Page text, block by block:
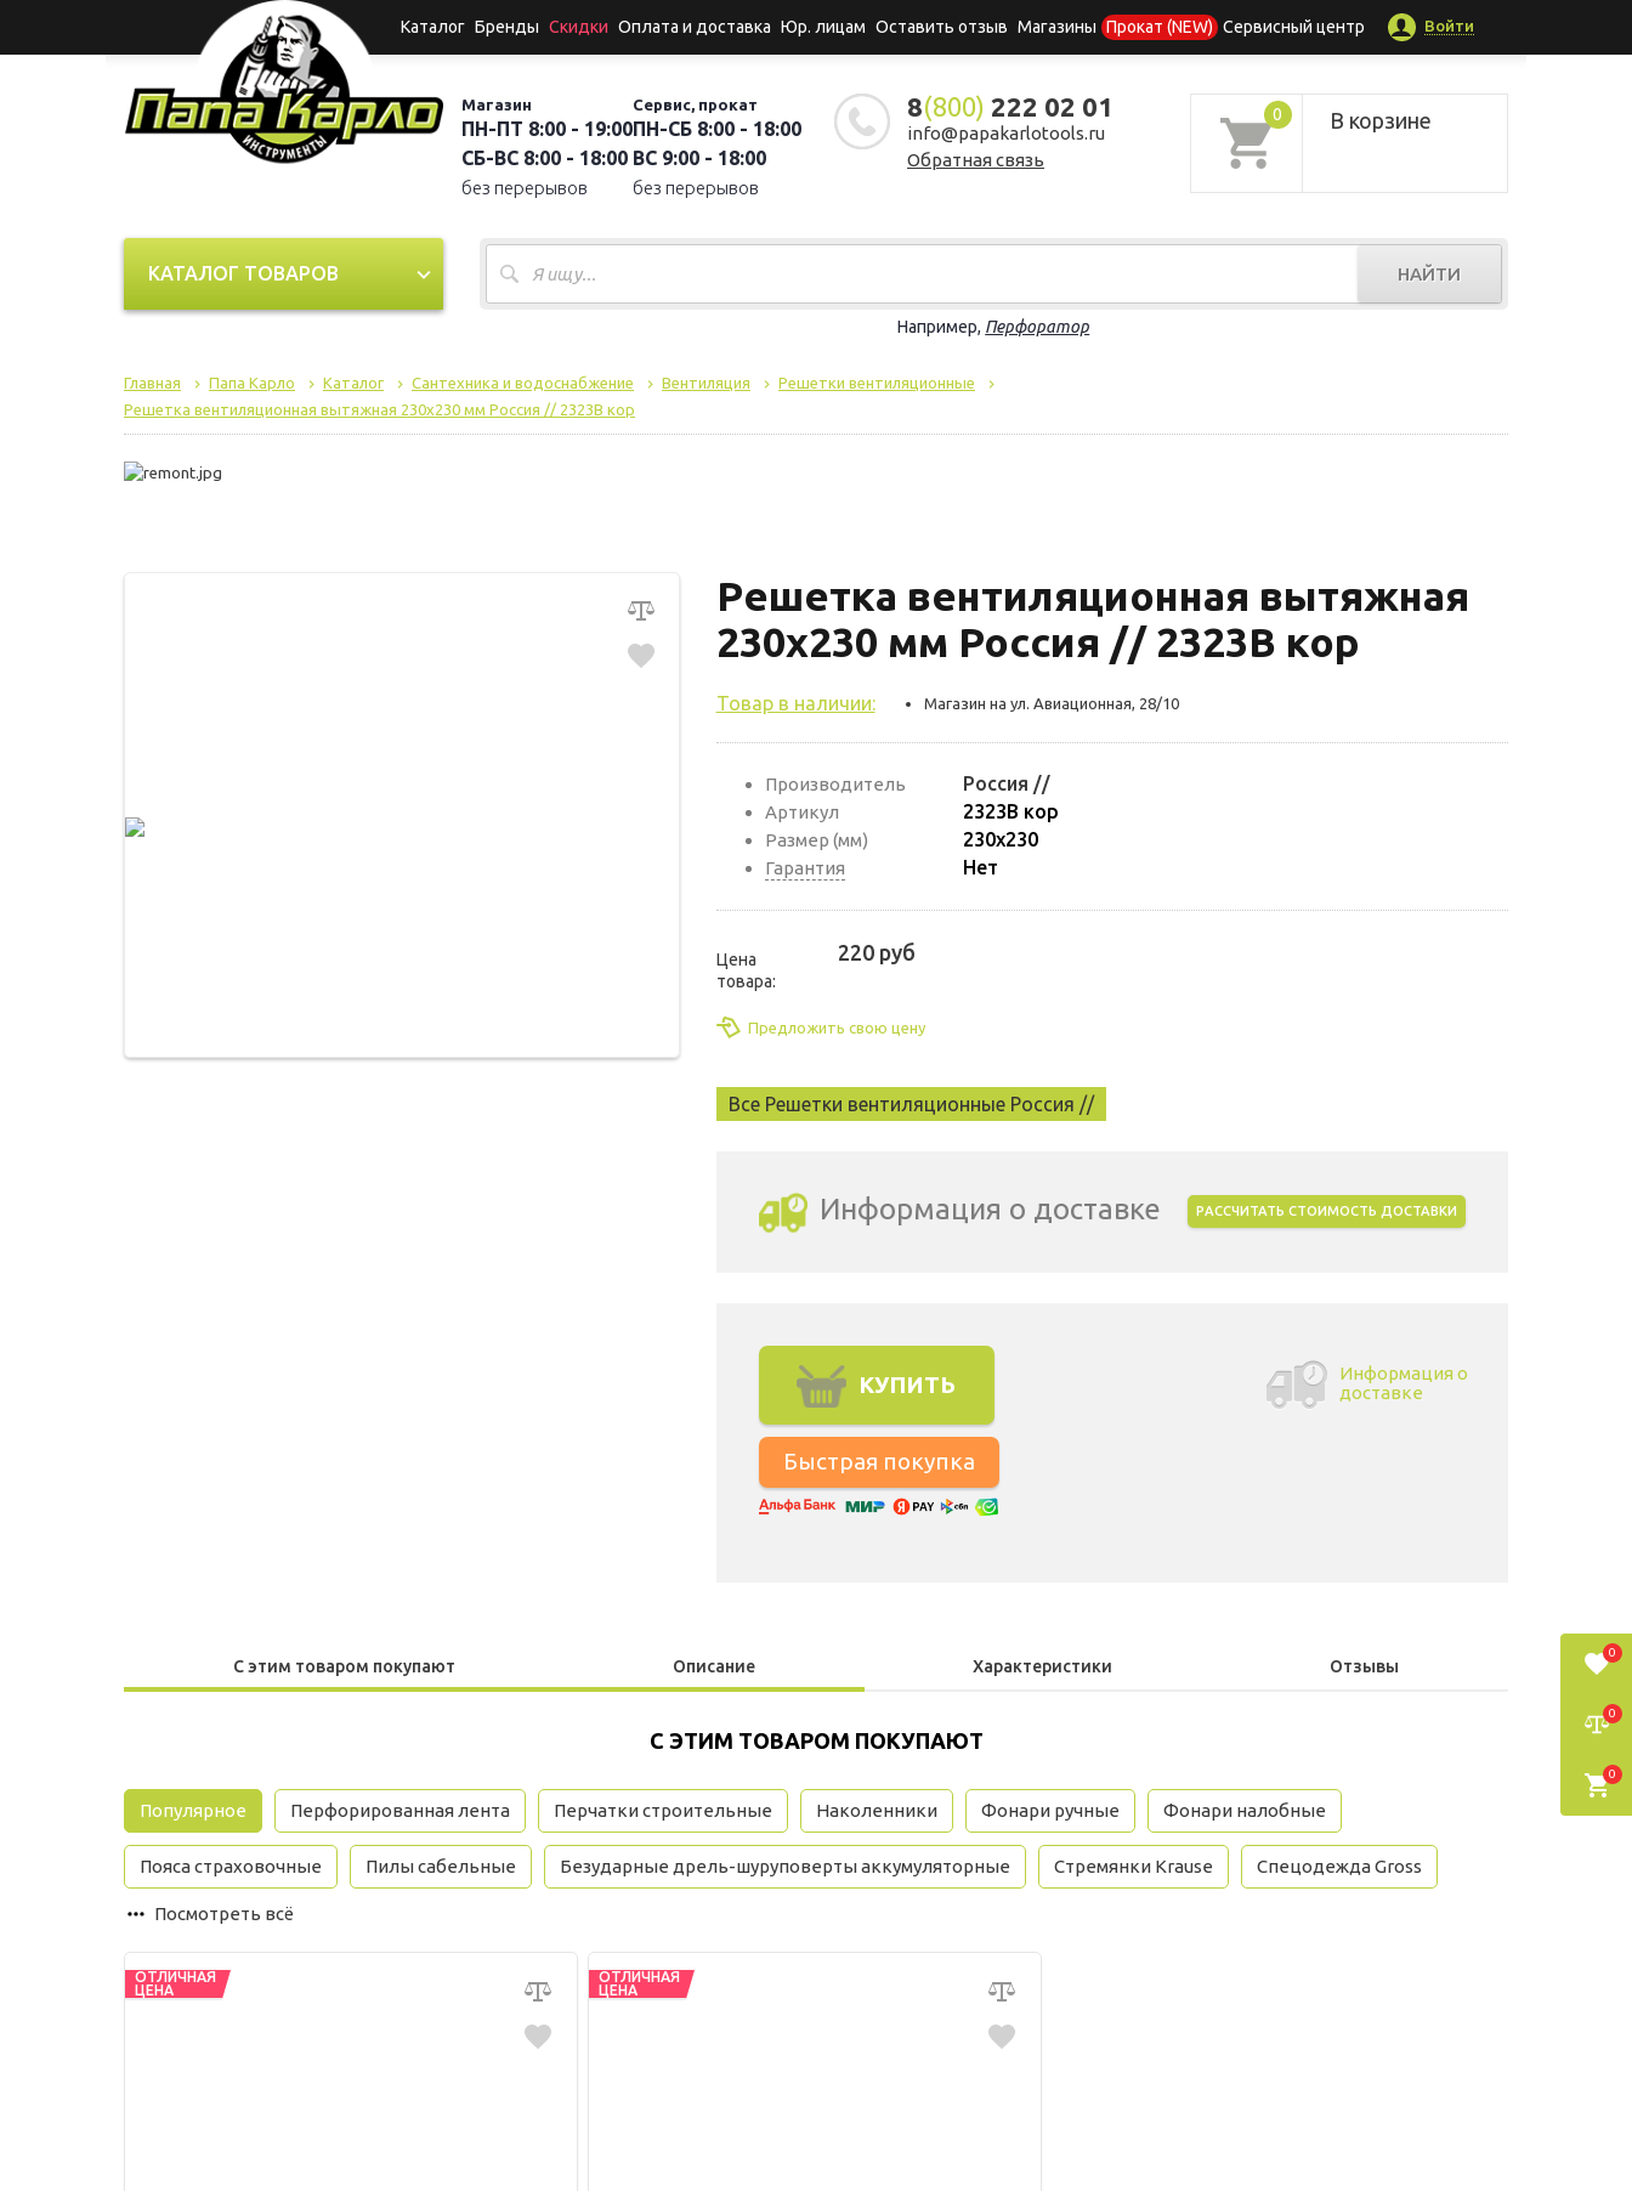
Каталог Бренды Скидки Оплата и доставка Юр. лицам Оставить отзыв Магазины Прокат (NEW) Сервисный центр Войти
Магазин
ПН-ПТ 8:00 - 19:00
СБ-ВС 8:00 - 18:00
без перерывов
Сервис, прокат
ПН-СБ 8:00 - 18:00
ВС 9:00 - 18:00
без перерывов
8(800) 222 02 01
info@papakarlotools.ru
Обратная связь
0 В корзине
НАЙТИ
Например, Перфоратор
КАТАЛОГ ТОВАРОВ
Главная Папа Карло Каталог Сантехника и водоснабжение Вентиляция
Решетки вентиляционные
Решетка вентиляционная вытяжная 230х230 мм Россия // 2323В кор
Решетка вентиляционная вытяжная
230х230 мм Россия // 2323В кор
Товар в наличии: Магазин на ул. Авиационная, 28/10
Производитель Россия //
Артикул 2323В кор
Размер (мм) 230х230
Гарантия Нет
Цена
товара:
220 руб
Предложить свою цену
Все Решетки вентиляционные Россия //
Информация о доставке РАССЧИТАТЬ СТОИМОСТЬ ДОСТАВКИ
КУПИТЬ
Информация о
доставке
С этим товаром покупают Описание Характеристики Отзывы
С ЭТИМ ТОВАРОМ ПОКУПАЮТ
Популярное Перфорированная лента Перчатки строительные Наколенники Фонари ручные Фонари налобные
Пояса страховочные Пилы сабельные Безударные дрель-шуруповерты аккумуляторные Стремянки Krause Спецодежда Gross
Посмотреть всё
ОТЛИЧНАЯ
ЦЕНА
ОТЛИЧНАЯ
ЦЕНА
0
0
0